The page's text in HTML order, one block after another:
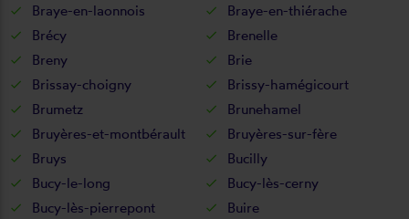
Braye-en-laonnois
Braye-en-thiérache
Brécy
Brenelle
Breny
Brie
Brissay-choigny
Brissy-hamégicourt
Brumetz
Brunehamel
Bruyères-et-montbérault
Bruyères-sur-fère
Bruys
Bucilly
Bucy-le-long
Bucy-lès-cerny
Bucy-lès-pierrepont
Buire